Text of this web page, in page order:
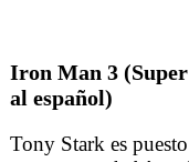
Iron Man 3
al español)
Tony Stark es